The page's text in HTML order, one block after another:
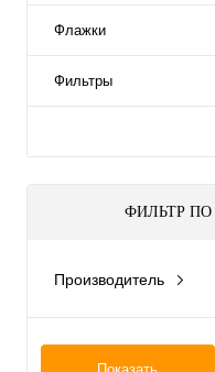
Флажки
Фильтры
ФИЛЬТР
Производитель